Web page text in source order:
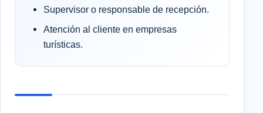
Supervisor o responsable de recepción.
Atención al cliente en empresas
turísticas.